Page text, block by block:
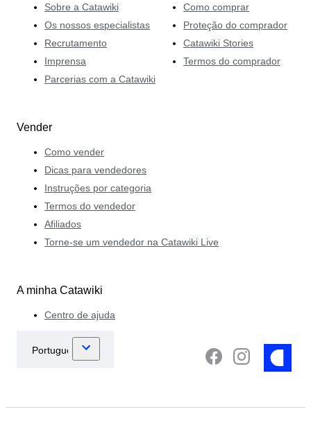
Sobre a Catawiki
Os nossos especialistas
Recrutamento
Imprensa
Parcerias com a Catawiki
Como comprar
Proteção do comprador
Catawiki Stories
Termos do comprador
Vender
Como vender
Dicas para vendedores
Instruções por categoria
Termos do vendedor
Afiliados
Torne-se um vendedor na Catawiki Live
A minha Catawiki
Centro de ajuda